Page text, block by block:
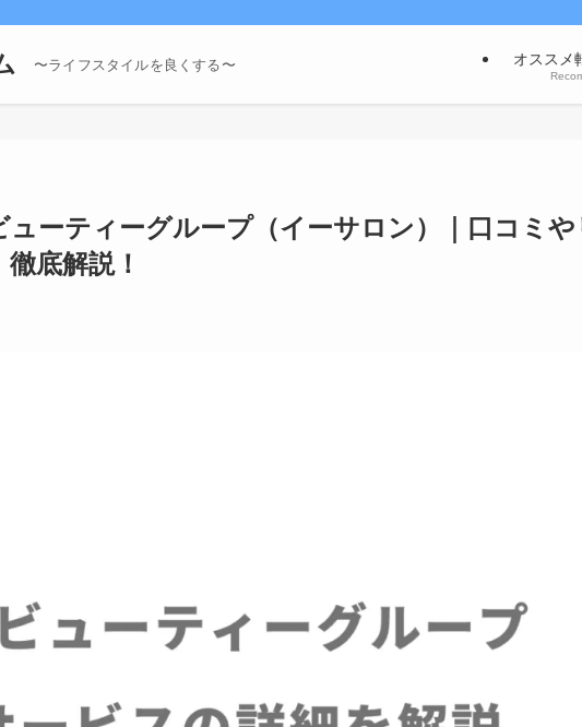
〜ライフスタイルを良くする〜 オススメ
ューティーグループ（イーサロン）｜口コミや
底解説！